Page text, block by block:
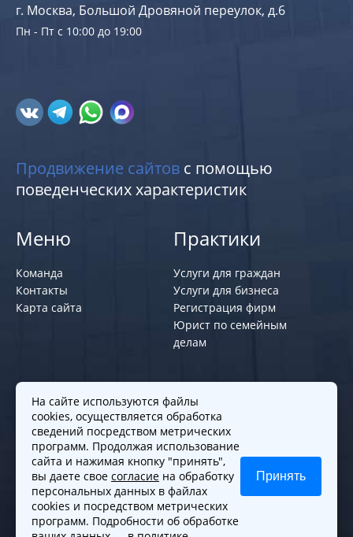
г. Москва, Большой Дровяной переулок, д.6
Пн - Пт с 10:00 до 19:00
Продвижение сайтов с помощью
поведенческих характеристик
Меню
Команда
Контакты
Карта сайта
Практики
Услуги для граждан
Услуги для бизнеса
Регистрация фирм
Юрист по семейным
делам
Политики и правила
Политика обработки персональных
данных
Согласие на обработку cookies
Согласие на обработку персональных
данных
На сайте используются файлы
cookies, осуществляется обработка
сведений посредством метрических
программ. Продолжая использование
сайта и нажимая кнопку "принять",
вы даете свое согласие на обработку
персональных данных в файлах
cookies и посредством метрических
программ. Подробности об обработке
Принять